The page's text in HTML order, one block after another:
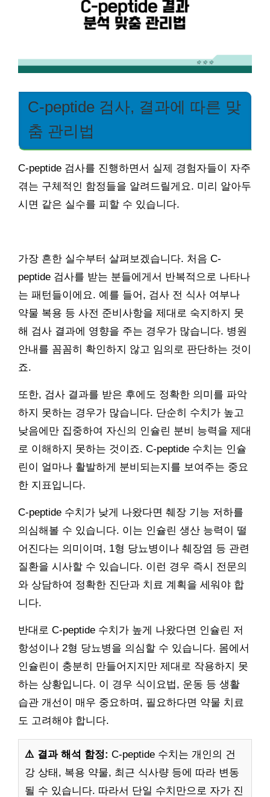
C-peptide 검사, 결과에 따른 맞
춤 관리법
C-peptide 검사를 진행하면서 실제 경험자들이 자주
겪는 구체적인 함정들을 알려드릴게요. 미리 알아두
시면 같은 실수를 피할 수 있습니다.
가장 흔한 실수부터 살펴보겠습니다. 처음 C-
peptide 검사를 받는 분들에게서 반복적으로 나타나
는 패턴들이에요. 예를 들어, 검사 전 식사 여부나
약물 복용 등 사전 준비사항을 제대로 숙지하지 못
해 검사 결과에 영향을 주는 경우가 많습니다. 병원
안내를 꼼꼼히 확인하지 않고 임의로 판단하는 것이
죠.
또한, 검사 결과를 받은 후에도 정확한 의미를 파악
하지 못하는 경우가 많습니다. 단순히 수치가 높고
낮음에만 집중하여 자신의 인슐린 분비 능력을 제대
로 이해하지 못하는 것이죠. C-peptide 수치는 인슐
린이 얼마나 활발하게 분비되는지를 보여주는 중요
한 지표입니다.
C-peptide 수치가 낮게 나왔다면 췌장 기능 저하를
의심해볼 수 있습니다. 이는 인슐린 생산 능력이 떨
어진다는 의미이며, 1형 당뇨병이나 췌장염 등 관련
질환을 시사할 수 있습니다. 이런 경우 즉시 전문의
와 상담하여 정확한 진단과 치료 계획을 세워야 합
니다.
반대로 C-peptide 수치가 높게 나왔다면 인슐린 저
항성이나 2형 당뇨병을 의심할 수 있습니다. 몸에서
인슐린이 충분히 만들어지지만 제대로 작용하지 못
하는 상황입니다. 이 경우 식이요법, 운동 등 생활
습관 개선이 매우 중요하며, 필요하다면 약물 치료
도 고려해야 합니다.
⚠️ 결과 해석 함정: C-peptide 수치는 개인의 건
강 상태, 복용 약물, 최근 식사량 등에 따라 변동
될 수 있습니다. 따라서 단일 수치만으로 자가 진